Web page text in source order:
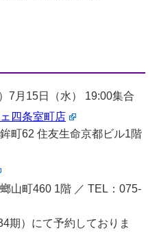
7月15日（水） 19:00集合
四条室町店
町62 住友生命京都ビル1階
山町460 1階 ／ TEL：075-
期）にて予約しておりま